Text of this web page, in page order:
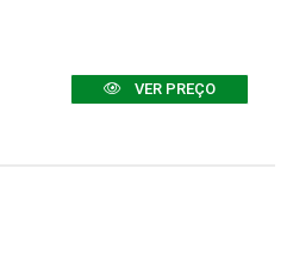
VER PREÇO